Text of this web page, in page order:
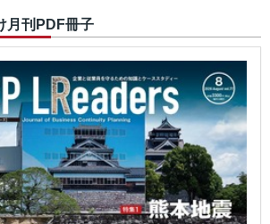
月刊PDF冊子